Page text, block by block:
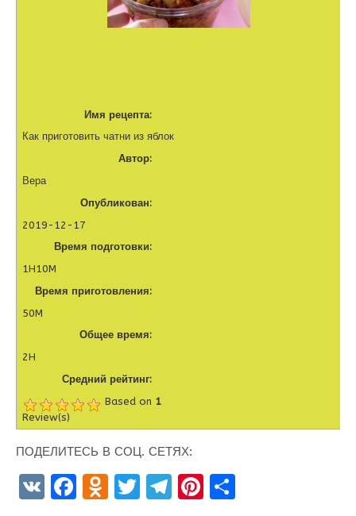
Имя рецепта:
Как приготовить чатни из яблок
Автор:
Вера
Опубликован:
2019-12-17
Время подготовки:
1H10M
Время приготовления:
50M
Общее время:
2H
Средний рейтинг:
Based on 1
Review(s)
ПОДЕЛИТЕСЬ В СОЦ. СЕТЯХ:
V
F
O
T
T
Pi